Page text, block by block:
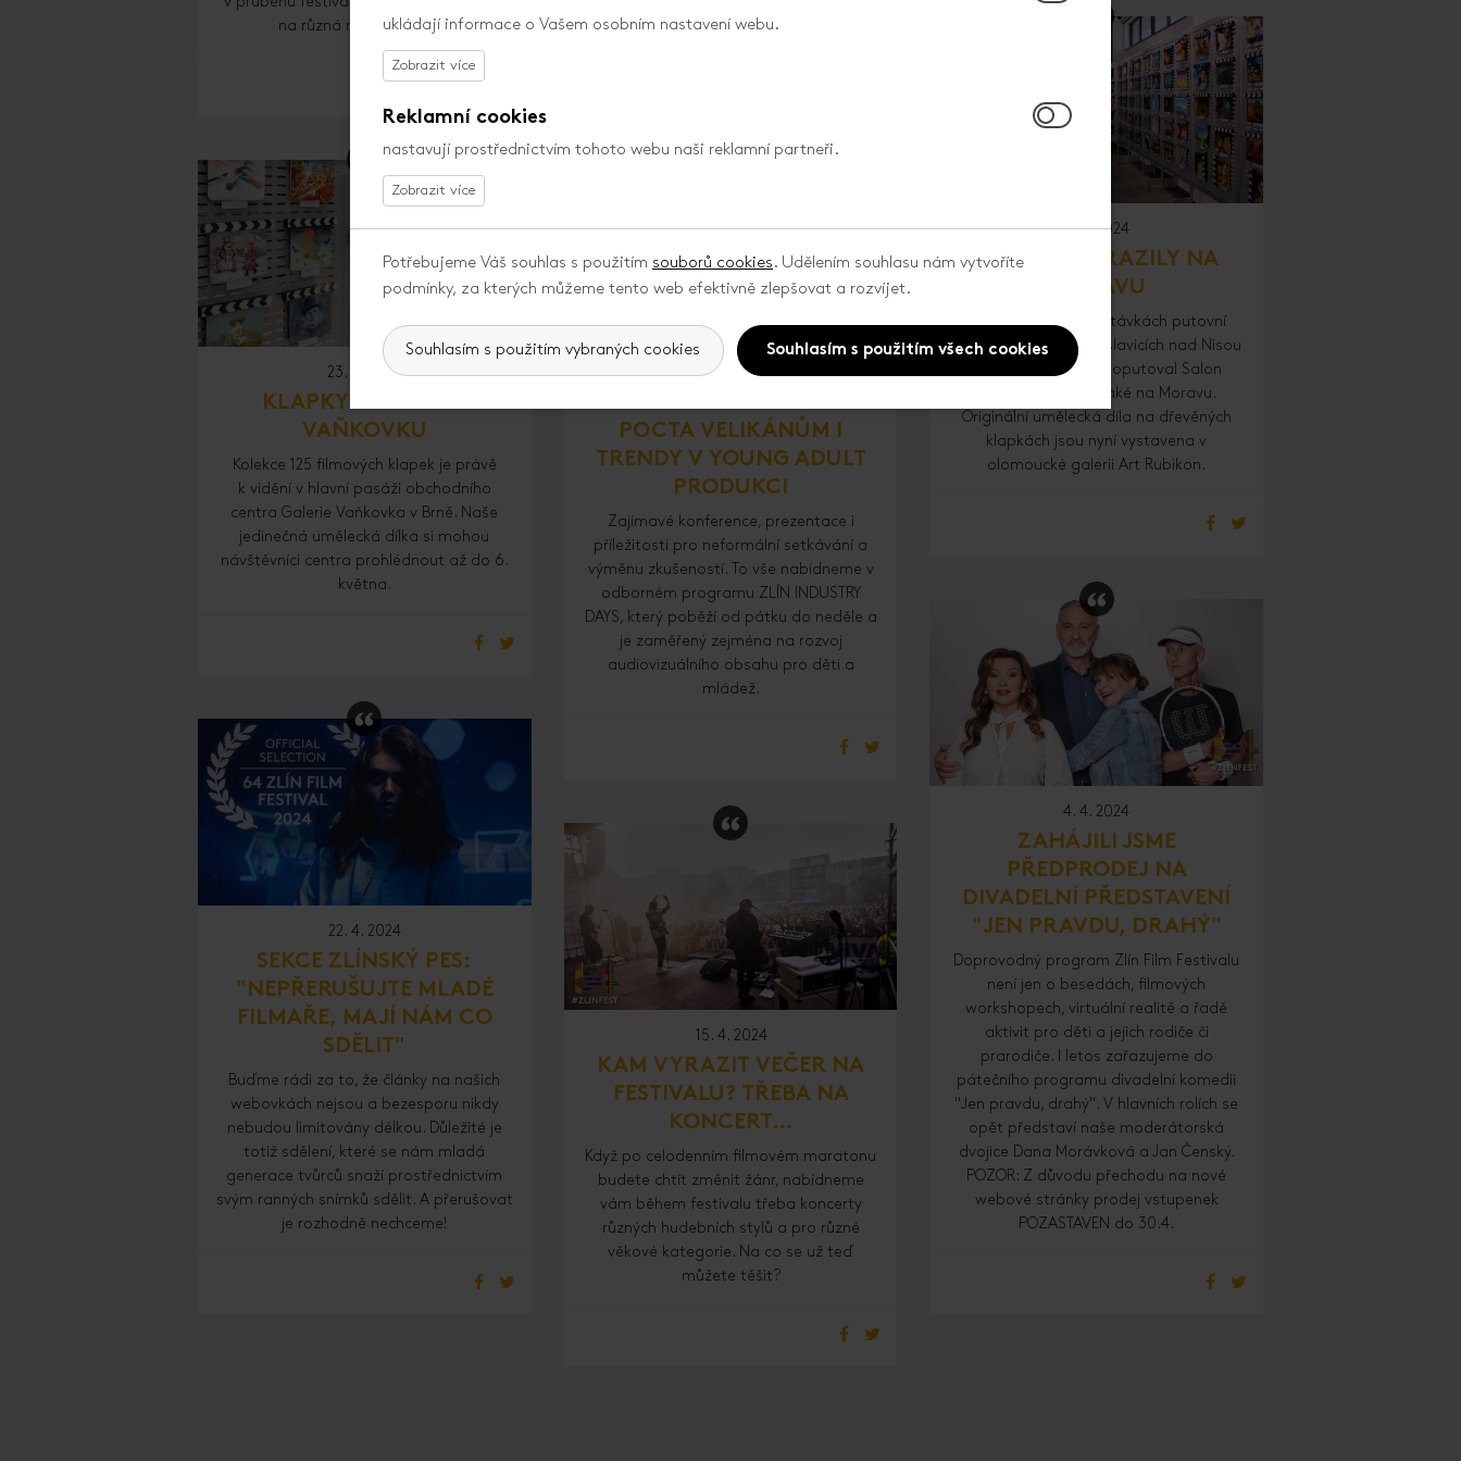
na různá místa ve Zlíně.
23. 4. 2024
KLAPKY OZDOBILY
VAŇKOVKU
Kolekce 125 filmových klapek je právě
k vidění v hlavní pasáži obchodního
centra Galerie Vaňkovka v Brně. Naše
jedinečná umělecká dílka si mohou
návštěvníci centra prohlédnout až do 6.
května.
22. 4. 2024
SEKCE ZLÍNSKÝ PES:
"NEPŘERUŠUJTE MLADÉ
FILMAŘE, MAJÍ NÁM CO
SDĚLIT"
Buďme rádi za to, že články na našich
webovkách nejsou a bezesporu nikdy
nebudou limitovány délkou. Důležité je
totiž sdělení, které se nám mladá
generace tvůrců snaží prostřednictvím
svým ranných snímků sdělit. A přerušovat
je rozhodně nechceme!
Morávková a mnozí další.
17. 4. 2024
ZLÍN INDUSTRY DAYS:
POCTA VELIKÁNŮM I
TRENDY V YOUNG ADULT
PRODUKCI
Zajímavé konference, prezentace i
příležitosti pro neformální setkávání a
výměnu zkušeností. To vše nabídneme v
odborném programu ZLÍN INDUSTRY
DAYS, který poběží od pátku do neděle a
je zaměřený zejména na rozvoj
audiovizuálního obsahu pro děti a
mládež.
15. 4. 2024
KAM VYRAZIT VEČER NA
FESTIVALU? TŘEBA NA
KONCERT…
Když po celodenním filmovém maratonu
budete chtít změnit žánr, nabídneme
vám během festivalu třeba koncerty
různých hudebních stylů a pro různé
věkové kategorie. Na co se už teď
můžete těšit?
9. 4. 2024
KLAPKY DORAZILY NA
MORAVU
Po prvních třech zastávkách putovní
výstavy v Praze, Vratislavicích nad Nisou
a Mladé Boleslavi, doputoval Salon
filmových klapek také na Moravu.
Originální umělecká díla na dřevěných
klapkách jsou nyní vystavena v
olomoucké galerii Art Rubikon.
4. 4. 2024
ZAHÁJILI JSME
PŘEDPRODEJ NA
DIVADELNÍ PŘEDSTAVENÍ
"JEN PRAVDU, DRAHÝ"
Doprovodný program Zlín Film Festivalu
není jen o besedách, filmových
workshopech, virtuální realitě a řadě
aktivit pro děti a jejich rodiče či
prarodiče. I letos zařazujeme do
pátečního programu divadelní komedii
"Jen pravdu, drahý". V hlavních rolích se
opět představí naše moderátorská
dvojice Dana Morávková a Jan Čenský.
POZOR: Z důvodu přechodu na nové
webové stránky prodej vstupenek
POZASTAVEN do 30.4.
ukládají informace o Vašem osobním nastavení webu.
Reklamní cookies
nastavují prostřednictvím tohoto webu naši reklamní partneři.
Potřebujeme Váš souhlas s použitím souborů cookies . Udělením souhlasu nám vytvoříte
podmínky, za kterých můžeme tento web efektivně zlepšovat a rozvíjet.
Souhlasím s použitím vybraných cookies Souhlasím s použitím všech cookies